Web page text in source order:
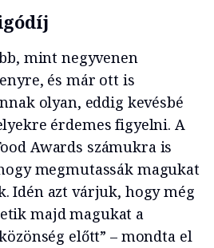
mint negyvenen
és már ott is
olyan, eddig kevésbé
érdemes figyelni. A
Awards számukra is
megmutassák magukat
Idén azt várjuk, hogy még
majd magukat a
előtt” – mondta el